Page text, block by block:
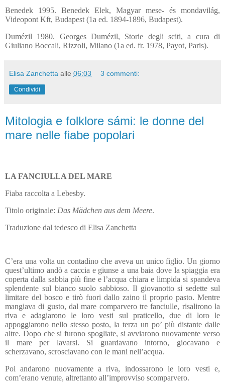
Benedek 1995. Benedek Elek, Magyar mese- és mondavilág,
Videopont Kft, Budapest (1a ed. 1894-1896, Budapest).
Dumézil 1980. Georges Dumézil, Storie degli sciti, a cura di
Giuliano Boccali, Rizzoli, Milano (1a ed. fr. 1978, Payot, Paris).
Elisa Zanchetta alle 06:03 3 commenti:
Condividi
Mitologia e folklore sámi: le donne del
mare nelle fiabe popolari
LA FANCIULLA DEL MARE
Fiaba raccolta a Lebesby.
Titolo originale: Das Mädchen aus dem Meere.
Traduzione dal tedesco di Elisa Zanchetta
C’era una volta un contadino che aveva un unico figlio. Un giorno
quest’ultimo andò a caccia e giunse a una baia dove la spiaggia era
coperta dalla sabbia più fine e l’acqua chiara e limpida si spandeva
splendente sul bianco suolo sabbioso. Il giovanotto si sedette sul
limitare del bosco e tirò fuori dallo zaino il proprio pasto. Mentre
mangiava di gusto, dal mare comparvero tre fanciulle, risalirono la
riva e adagiarono le loro vesti sul praticello, due di loro le
appoggiarono nello stesso posto, la terza un po’ più distante dalle
altre. Dopo che si furono spogliate, si avviarono nuovamente verso
il mare per lavarsi. Si guardavano intorno, giocavano e
scherzavano, scrosciavano con le mani nell’acqua.
Poi andarono nuovamente a riva, indossarono le loro vesti e,
com’erano venute, altrettanto all’improvviso scomparvero.